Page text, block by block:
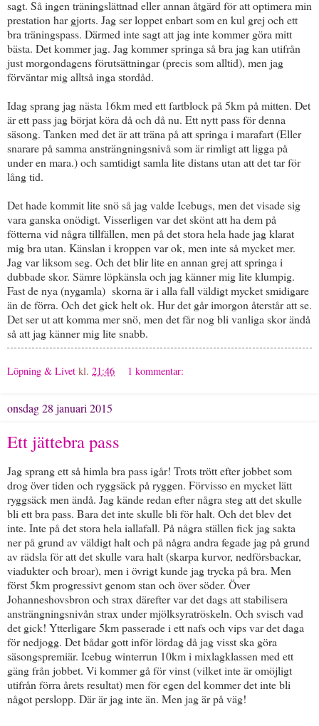
sagt. Så ingen träningslättnad eller annan åtgärd för att optimera min
prestation har gjorts. Jag ser loppet enbart som en kul grej och ett
bra träningspass. Därmed inte sagt att jag inte kommer göra mitt
bästa. Det kommer jag. Jag kommer springa så bra jag kan utifrån
just morgondagens förutsättningar (precis som alltid), men jag
förväntar mig alltså inga stordåd.
Idag sprang jag nästa 16km med ett fartblock på 5km på mitten. Det
är ett pass jag börjat köra då och då nu. Ett nytt pass för denna
säsong. Tanken med det är att träna på att springa i marafart (Eller
snarare på samma ansträngningsnivå som är rimligt att ligga på
under en mara.) och samtidigt samla lite distans utan att det tar för
lång tid.
Det hade kommit lite snö så jag valde Icebugs, men det visade sig
vara ganska onödigt. Visserligen var det skönt att ha dem på
fötterna vid några tillfällen, men på det stora hela hade jag klarat
mig bra utan. Känslan i kroppen var ok, men inte så mycket mer.
Jag var liksom seg. Och det blir lite en annan grej att springa i
dubbade skor. Sämre löpkänsla och jag känner mig lite klumpig.
Fast de nya (nygamla) skorna är i alla fall väldigt mycket smidigare
än de förra. Och det gick helt ok. Hur det går imorgon återstår att se.
Det ser ut att komma mer snö, men det får nog bli vanliga skor ändå
så att jag känner mig lite snabb.
Löpning & Livet kl. 21:46 1 kommentar:
onsdag 28 januari 2015
Ett jättebra pass
Jag sprang ett så himla bra pass igår! Trots trött efter jobbet som
drog över tiden och ryggsäck på ryggen. Förvisso en mycket lätt
ryggsäck men ändå. Jag kände redan efter några steg att det skulle
bli ett bra pass. Bara det inte skulle bli för halt. Och det blev det
inte. Inte på det stora hela iallafall. På några ställen fick jag sakta
ner på grund av väldigt halt och på några andra fegade jag på grund
av rädsla för att det skulle vara halt (skarpa kurvor, nedförsbackar,
viadukter och broar), men i övrigt kunde jag trycka på bra. Men
först 5km progressivt genom stan och över söder. Över
Johanneshovsbron och strax därefter var det dags att stabilisera
ansträngningsnivån strax under mjölksyratröskeln. Och svisch vad
det gick! Ytterligare 5km passerade i ett nafs och vips var det daga
för nedjogg. Det bådar gott inför lördag då jag visst ska göra
säsongspremiär. Icebug winterrun 10km i mixlagklassen med ett
gäng från jobbet. Vi kommer gå för vinst (vilket inte är omöjligt
utifrån förra årets resultat) men för egen del kommer det inte bli
något perslopp. Där är jag inte än. Men jag är på väg!